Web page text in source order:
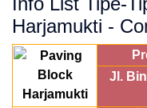
Harjamukti -
Jl.